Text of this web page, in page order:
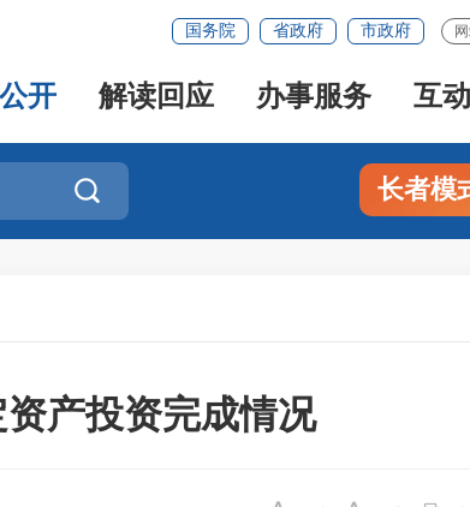
国务院 省政府 市政府
开 解读回应 办事服务 互
 长者模
产投资完成情况